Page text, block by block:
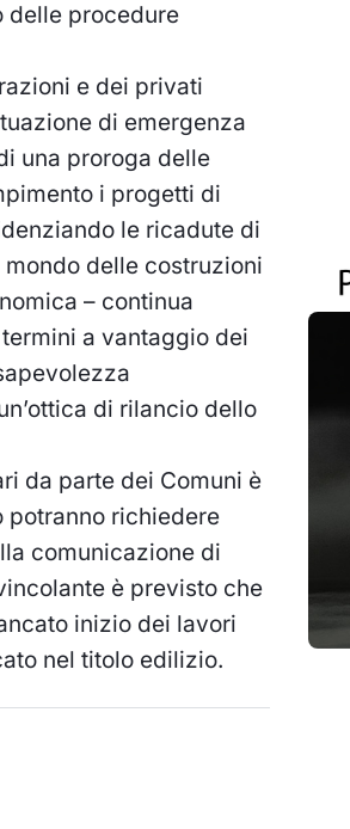
delle procedure
e dei privati
di emergenza
una proroga delle
i progetti di
le ricadute di
delle costruzioni
– continua
a vantaggio dei
di rilancio dello
da parte dei Comuni è
potranno richiedere
comunicazione di
è previsto che
inizio dei lavori
nel titolo edilizio.